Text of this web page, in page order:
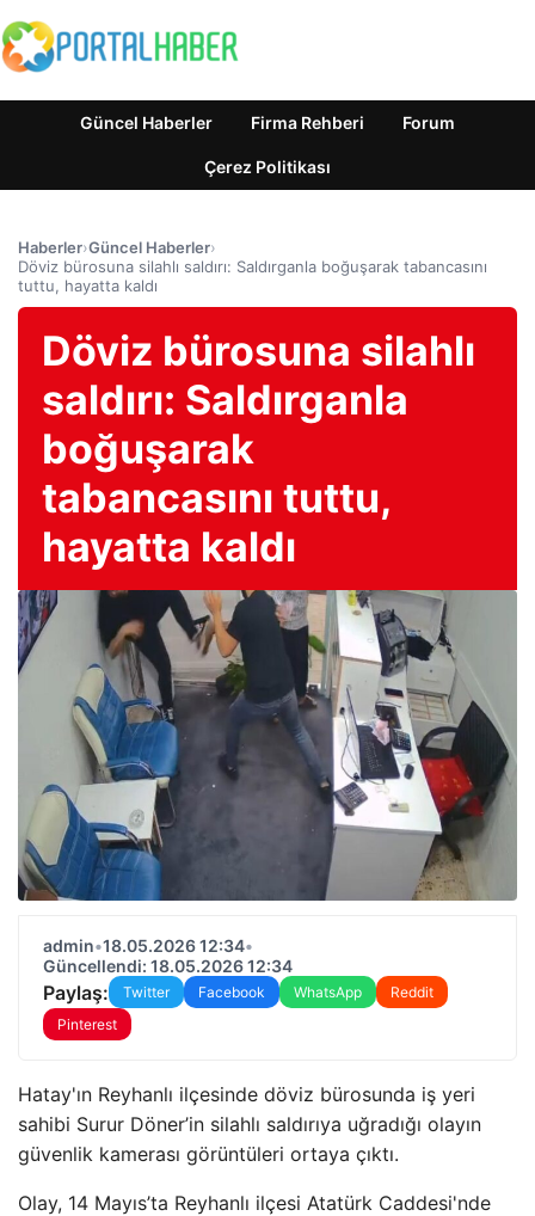
Güncel Haberler Firma Rehberi Forum
Çerez Politikası
Haberler›Güncel Haberler›
Döviz bürosuna silahlı saldırı: Saldırganla boğuşarak tabancasını
tuttu, hayatta kaldı
Döviz bürosuna silahlı
saldırı: Saldırganla
boğuşarak
tabancasını tuttu,
hayatta kaldı
admin•18.05.2026 12:34•
Güncellendi: 18.05.2026 12:34
Paylaş: Twitter Facebook WhatsApp
Reddit
Pinterest
Hatay'ın Reyhanlı ilçesinde döviz bürosunda iş yeri
sahibi Surur Döner’in silahlı saldırıya uğradığı olayın
güvenlik kamerası görüntüleri ortaya çıktı.
Olay, 14 Mayıs’ta Reyhanlı ilçesi Atatürk Caddesi'nde